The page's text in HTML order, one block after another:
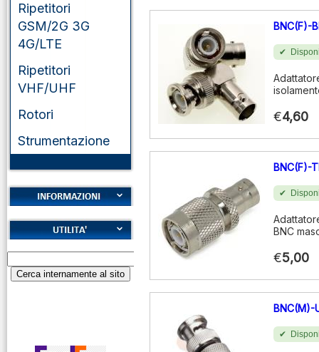
Ripetitori
GSM/2G 3G
4G/LTE
Ripetitori
VHF/UHF
Rotori
Strumentazione
Cookies
Diritto di recesso
Garanzie
Alfabeto Fonetico
ICAO
Codice Q
BNC(F)-
€4,60
BNC(F)-
BNC
€5,00
BNC(M)-